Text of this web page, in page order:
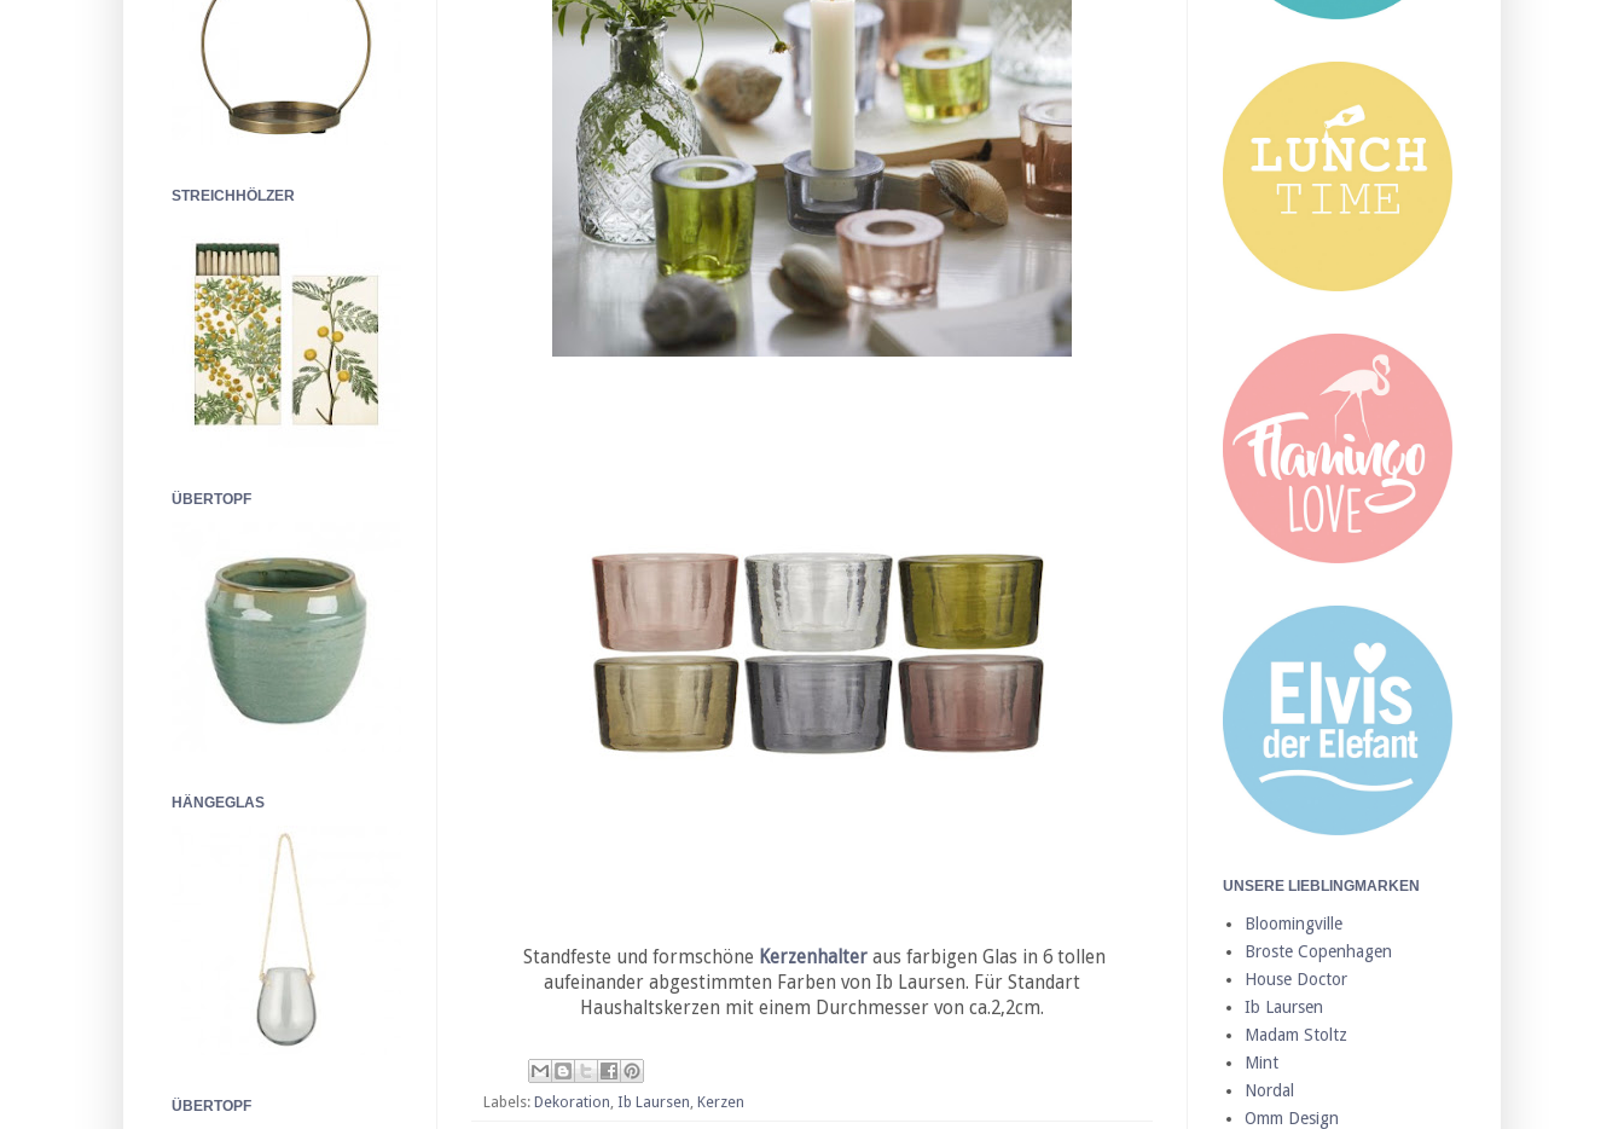
Standfeste und formschöne Kerzenhalter aus farbigen Glas in 6 tollen
aufeinander abgestimmten Farben von Ib Laursen. Für Standart
Haushaltskerzen mit einem Durchmesser von ca.2,2cm.
Labels: Dekoration, Ib Laursen, Kerzen
STREICHHÖLZER
ÜBERTOPF
HÄNGEGLAS
ÜBERTOPF
UNSERE LIEBLINGMARKEN
Bloomingville
Broste Copenhagen
House Doctor
Ib Laursen
Madam Stoltz
Mint
Nordal
Omm Design